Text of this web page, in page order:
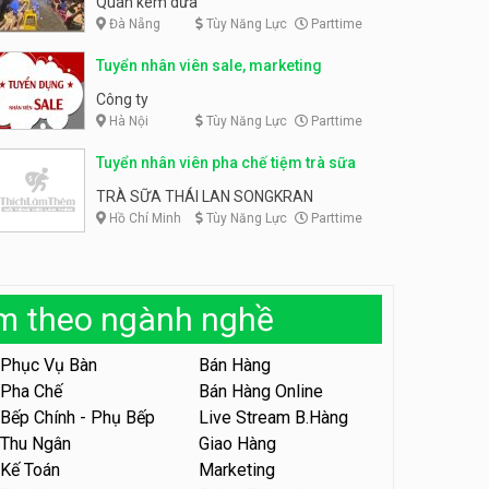
lương thưởng cao
Tuyển nhân viên phụ bếp –
Tiên
Bún Đậu Mắm Tôm - Bếp Tiên
Tuyển nhân viên phụ quán ăn
Quán bánh đa cua
Tuyển nhân viên sale,
Tuyển nhân viên bán hàng
parttime
GÀ GÔ FASTFOOD
Tuyển nhân viên bán hàng
parttime
Húp Tea
Đà Nẵng Tùy Năng Lực Parttime
Tuyển nhân viên sale, marketing
Công ty
Hà Nội Tùy Năng Lực Parttime
Tuyển nhân viên pha chế tiệm trà sữa
TRÀ SỮA THÁI LAN SONGKRAN
Hồ Chí Minh Tùy Năng Lực Parttime
theo ngành nghề
Phục Vụ Bàn
Bán Hàng
Pha Chế
Bán Hàng Online
Bếp Chính - Phụ Bếp
Live Stream B.Hàng
Thu Ngân
Giao Hàng
Kế Toán
Marketing